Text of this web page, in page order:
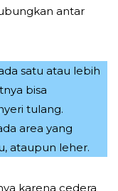
antar
satu atau lebih
bisa
tulang.
area yang
ataupun leher.
karena cedera